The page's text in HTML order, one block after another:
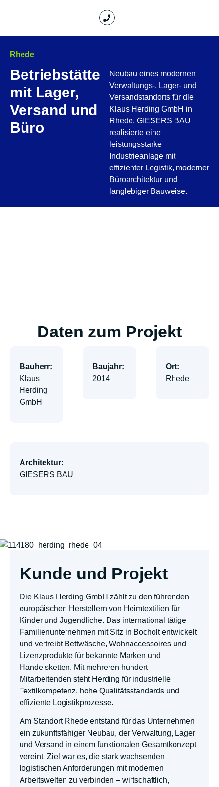
Rhede
Betriebstätte
mit Lager,
Versand und
Büro
Neubau eines modernen
Verwaltungs-, Lager- und
Versandstandorts für die
Klaus Herding GmbH in
Rhede. GIESERS BAU
realisierte eine
leistungsstarke
Industrieanlage mit
effizienter Logistik, moderner
Büroarchitektur und
langlebiger Bauweise.
Daten zum Projekt
Bauherr:
Klaus
Herding
GmbH
Baujahr:
2014
Ort:
Rhede
Architektur:
GIESERS BAU
Kunde und Projekt
Die Klaus Herding GmbH zählt zu den führenden
europäischen Herstellern von Heimtextilien für
Kinder und Jugendliche. Das international tätige
Familienunternehmen mit Sitz in Bocholt entwickelt
und vertreibt Bettwäsche, Wohnaccessoires und
Lizenzprodukte für bekannte Marken und
Handelsketten. Mit mehreren hundert
Mitarbeitenden steht Herding für industrielle
Textilkompetenz, hohe Qualitätsstandards und
effiziente Logistikprozesse.
Am Standort Rhede entstand für das Unternehmen
ein zukunftsfähiger Neubau, der Verwaltung, Lager
und Versand in einem funktionalen Gesamtkonzept
vereint. Ziel war es, die stark wachsenden
logistischen Anforderungen mit modernen
Arbeitswelten zu verbinden – wirtschaftlich,